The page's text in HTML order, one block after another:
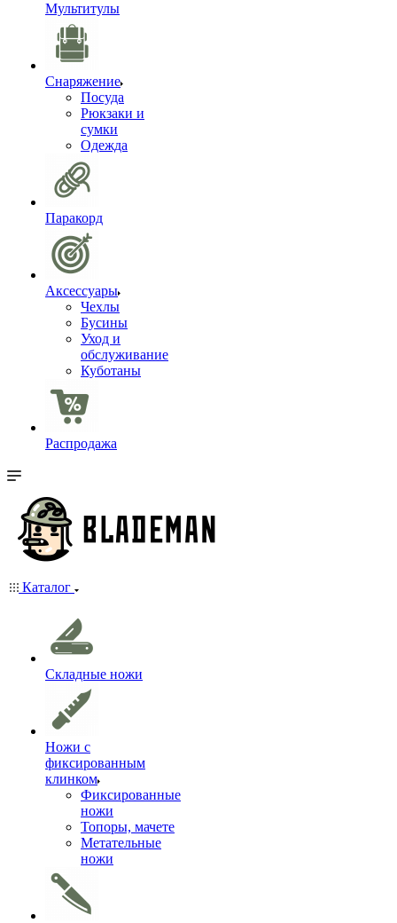
Мультитулы
Снаряжение
Посуда
Рюкзаки и
сумки
Одежда
Паракорд
Аксессуары
Чехлы
Бусины
Уход и
обслуживание
Куботаны
Распродажа
Каталог
Складные ножи
Ножи с
фиксированным
клинком
Фиксированные
ножи
Топоры, мачете
Метательные
ножи